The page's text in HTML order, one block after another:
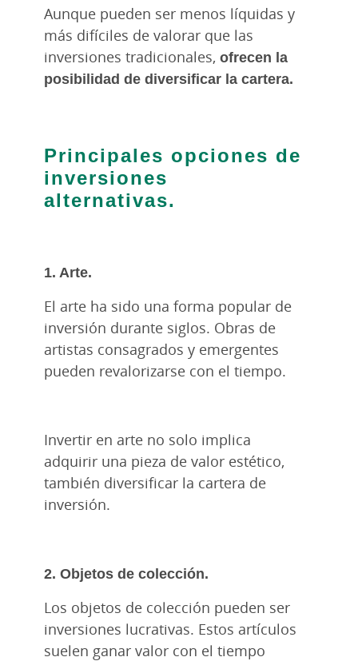
Aunque pueden ser menos líquidas y
más difíciles de valorar que las
inversiones tradicionales, ofrecen la
posibilidad de diversificar la cartera.
Principales opciones de
inversiones
alternativas.
1. Arte.
El arte ha sido una forma popular de
inversión durante siglos. Obras de
artistas consagrados y emergentes
pueden revalorizarse con el tiempo.
Invertir en arte no solo implica
adquirir una pieza de valor estético,
también diversificar la cartera de
inversión.
2. Objetos de colección.
Los objetos de colección pueden ser
inversiones lucrativas. Estos artículos
suelen ganar valor con el tiempo